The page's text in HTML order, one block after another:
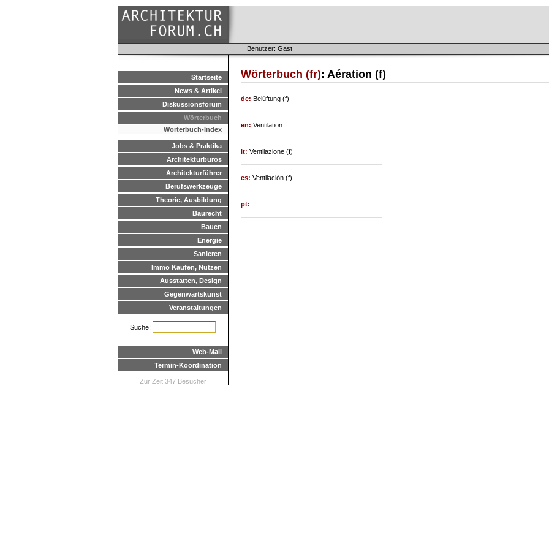
Benutzer: Gast
Startseite
News & Artikel
Diskussionsforum
Wörterbuch
Wörterbuch-Index
Jobs & Praktika
Architekturbüros
Architekturführer
Berufswerkzeuge
Theorie, Ausbildung
Baurecht
Bauen
Energie
Sanieren
Immo Kaufen, Nutzen
Ausstatten, Design
Gegenwartskunst
Veranstaltungen
Suche:
Web-Mail
Termin-Koordination
Zur Zeit 347 Besucher
Wörterbuch (fr): Aération (f)
de: Belüftung (f)
en: Ventilation
it: Ventilazione (f)
es: Ventilación (f)
pt: